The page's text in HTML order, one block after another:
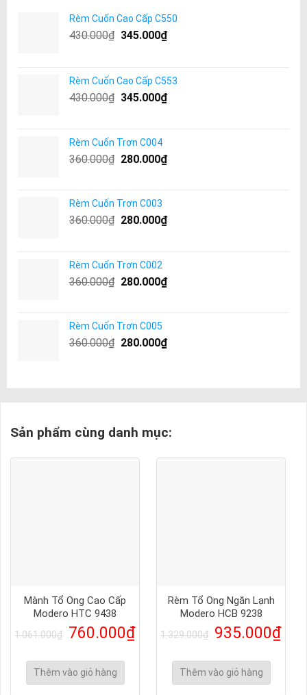
Rèm Cuốn Cao Cấp C550
430.000₫ 345.000₫
Rèm Cuốn Cao Cấp C553
430.000₫ 345.000₫
Rèm Cuốn Trơn C004
360.000₫ 280.000₫
Rèm Cuốn Trơn C003
360.000₫ 280.000₫
Rèm Cuốn Trơn C002
360.000₫ 280.000₫
Rèm Cuốn Trơn C005
360.000₫ 280.000₫
Sản phẩm cùng danh mục:
Mành Tổ Ong Cao Cấp
Modero HTC 9438
1.061.000₫ 760.000₫
Thêm vào giỏ hàng
Rèm Tổ Ong Ngăn Lạnh
Modero HCB 9238
1.329.000₫ 935.000₫
Thêm vào giỏ hàng